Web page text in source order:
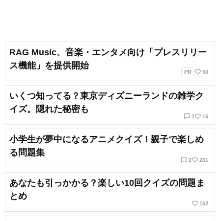
RAG Music、音楽・エンタメ向け「プレスリリー
ス機能」を提供開始
PR favorite_border 50
いくつ知ってる？東京ディズニーランドの雑学ク
イズ。隠れた秘密も
chat_bubble_outline 1 favorite_border 16
小学生が夢中になるアニメクイズ！親子で楽しめ
る問題集
chat_bubble_outline 2favorite_border 201
あなたも引っかかる？楽しい10回クイズの問題ま
とめ
favorite_border 162